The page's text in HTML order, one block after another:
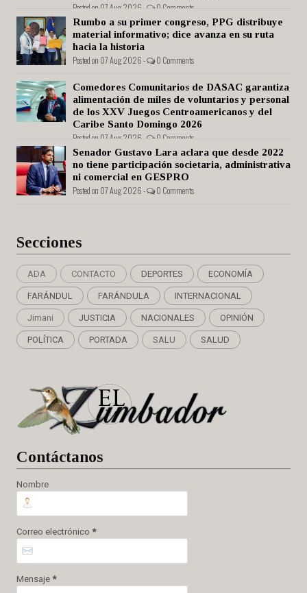
Posted on 07 Aug 2026 - 0 Comments
Rumbo a su primer congreso, PPG distribuye
material informativo; dice avanza en su ruta
hacia la historia
Posted on 07 Aug 2026 - 0 Comments
Comedores Comunitarios de DASAC garantiza
alimentación de miles de voluntarios y personal
de los XXV Juegos Centroamericanos y del
Caribe Santo Domingo 2026
Posted on 07 Aug 2026 - 0 Comments
Senador Gustavo Lara aclara que desde 2022
no tiene participación societaria, administrativa
ni comercial en GESPRO
Posted on 07 Aug 2026 - 0 Comments
Secciones
ADA CONTACTO DEPORTES ECONOMÍA
FARÁNDUL FARÁNDULA INTERNACIONAL
Jimani JUSTICIA NACIONALES OPINIÓN
POLÍTICA PORTADA SALU SALUD
Contáctanos
Nombre
Correo electrónico *
Mensaje *